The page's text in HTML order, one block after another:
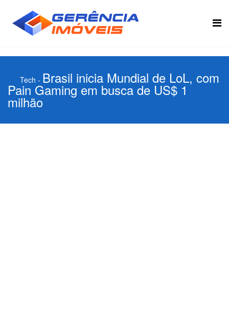
Tech - Brasil inicia Mundial de LoL, com
Pain Gaming em busca de US$ 1
milhão